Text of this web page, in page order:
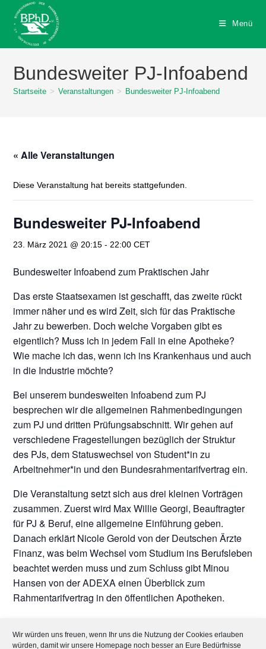
Wir würden uns freuen, wenn Ihr uns die Nutzung der Cookies erlauben
würden, damit wir unsere Homepage noch besser an Eure Bedürfnisse
Inhalt
springen
Menü
Bundesweiter PJ-Infoabend
Startseite > Veranstaltungen > Bundesweiter PJ-Infoabend
« Alle Veranstaltungen
Diese Veranstaltung hat bereits stattgefunden.
Bundesweiter PJ-Infoabend
23. März 2021 @ 20:15 - 22:00 CET
Bundesweiter Infoabend zum Praktischen Jahr
Das erste Staatsexamen ist geschafft, das zweite rückt
immer näher und es wird Zeit, sich für das Praktische
Jahr zu bewerben. Doch welche Vorgaben gibt es
eigentlich? Muss ich in jedem Fall in eine Apotheke?
Wie mache ich das, wenn ich ins Krankenhaus und auch
in die Industrie möchte?
Bei unserem bundesweiten Infoabend zum PJ
besprechen wir die allgemeinen Rahmenbedingungen
zum PJ und dritten Prüfungsabschnitt. Wir gehen auf
verschiedene Fragestellungen bezüglich der Struktur
des PJs, dem Statuswechsel von Student*in zu
Arbeitnehmer*in und den Bundesrahmentarifvertrag ein.
Die Veranstaltung setzt sich aus drei kleinen Vorträgen
zusammen. Zuerst wird Max Willie Georgi, Beauftragter
für PJ & Beruf, eine allgemeine Einführung geben.
Danach erklärt Nicole Gerold von der Deutschen Ärzte
Finanz, was beim Wechsel vom Studium ins Berufsleben
beachtet werden muss und zum Schluss gibt Minou
Hansen von der ADEXA einen Überblick zum
Rahmentarifvertrag in den öffentlichen Apotheken.